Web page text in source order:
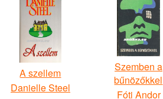
A szellem
Danielle Steel
Szemben a
bűnözőkkel
Fóti Andor